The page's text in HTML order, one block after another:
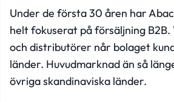
Under de första 30 åren har
helt fokuserat på försäljning
och distributörer når bolaget
länder. Huvudmarknad än så
övriga skandinaviska länder.